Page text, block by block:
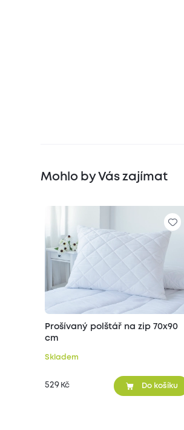
Mohlo by Vás zajímat
Prošívaný polštář na zip 70x90
cm
Skladem
529 Kč Do košíku